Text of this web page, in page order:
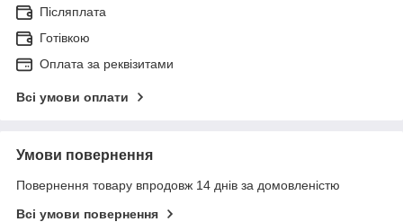
Післяплата
Готівкою
Оплата за реквізитами
Всі умови оплати
Умови повернення
Повернення товару впродовж 14 днів за домовленістю
Всі умови повернення